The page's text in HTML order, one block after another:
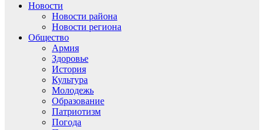
Новости
Новости района
Новости региона
Общество
Армия
Здоровье
История
Культура
Молодежь
Образование
Патриотизм
Погода